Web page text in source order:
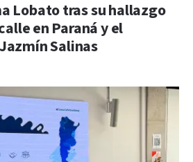
Lobato tras su hallazgo
en Paraná y el
Salinas